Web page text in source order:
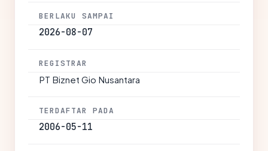
BERLAKU SAMPAI
2026-08-07
REGISTRAR
PT Biznet Gio Nusantara
TERDAFTAR PADA
2006-05-11